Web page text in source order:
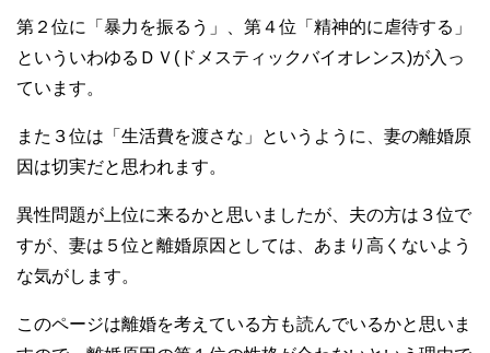
第２位に「暴力を振るう」、第４位「精神的に虐待する」
といういわゆるＤＶ(ドメスティックバイオレンス)が入っ
ています。
また３位は「生活費を渡さな」というように、妻の離婚原
因は切実だと思われます。
異性問題が上位に来るかと思いましたが、夫の方は３位で
すが、妻は５位と離婚原因としては、あまり高くないよう
な気がします。
このページは離婚を考えている方も読んでいるかと思いま